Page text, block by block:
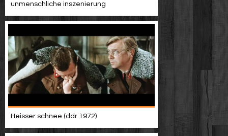
unmenschliche inszenierung
Heisser schnee (ddr 1972)